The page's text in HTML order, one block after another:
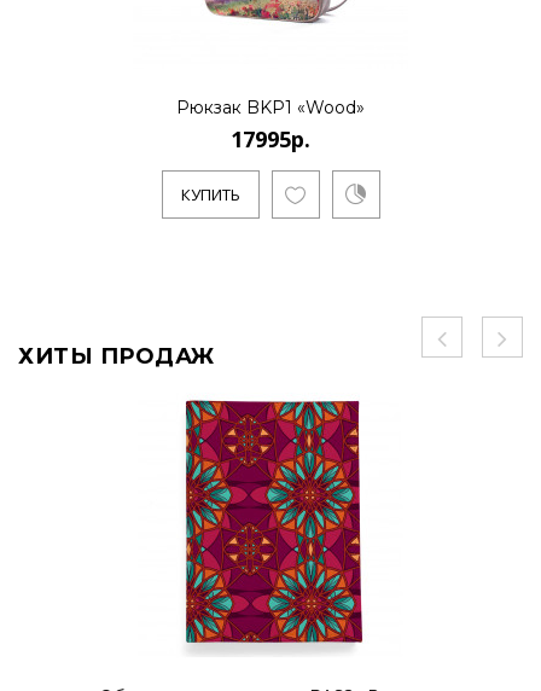
Рюкзак BKP1 «Wood»
17995р.
КУПИТЬ
ХИТЫ ПРОДАЖ